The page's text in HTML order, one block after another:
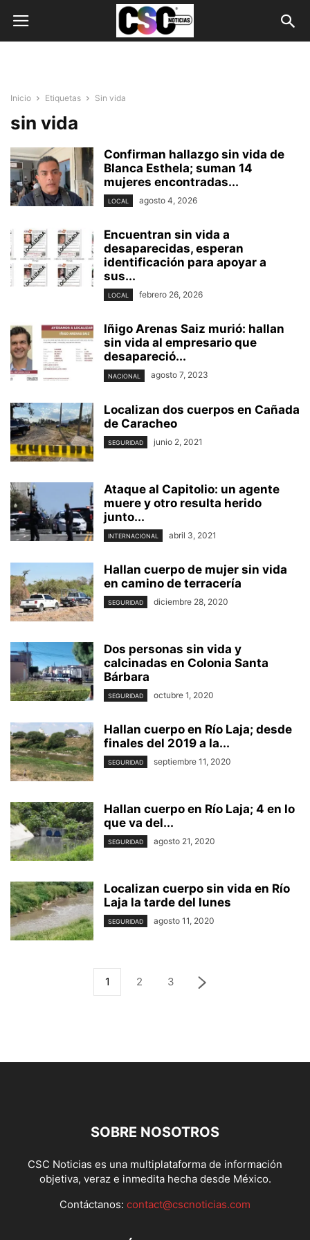
Inicio Etiquetas Sin vida
sin vida
Confirman hallazgo sin vida de
Blanca Esthela; suman 14
mujeres encontradas...
LOCAL agosto 4, 2026
Encuentran sin vida a
desaparecidas, esperan
identificación para apoyar a
sus...
LOCAL febrero 26, 2026
Iñigo Arenas Saiz murió: hallan
sin vida al empresario que
desapareció...
NACIONAL agosto 7, 2023
Localizan dos cuerpos en Cañada
de Caracheo
SEGURIDAD junio 2, 2021
Ataque al Capitolio: un agente
muere y otro resulta herido
junto...
INTERNACIONAL abril 3, 2021
Hallan cuerpo de mujer sin vida
en camino de terracería
SEGURIDAD diciembre 28, 2020
Dos personas sin vida y
calcinadas en Colonia Santa
Bárbara
SEGURIDAD octubre 1, 2020
Hallan cuerpo en Río Laja; desde
finales del 2019 a la...
SEGURIDAD septiembre 11, 2020
Hallan cuerpo en Río Laja; 4 en lo
que va del...
SEGURIDAD agosto 21, 2020
Localizan cuerpo sin vida en Río
Laja la tarde del lunes
SEGURIDAD agosto 11, 2020
1 2 3
SOBRE NOSOTROS
CSC Noticias es una multiplataforma de información
objetiva, veraz e inmedita hecha desde México.
Contáctanos: contact@cscnoticias.com